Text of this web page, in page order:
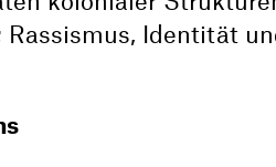
Identität